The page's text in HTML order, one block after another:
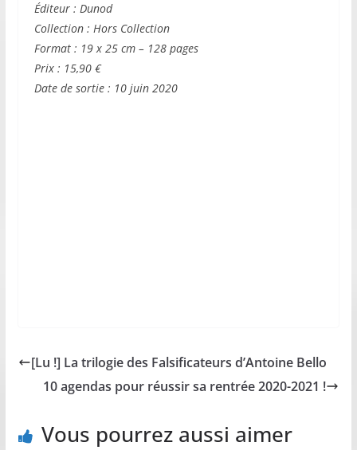
Éditeur : Dunod
Collection : Hors Collection
Format : 19 x 25 cm – 128 pages
Prix : 15,90 €
Date de sortie : 10 juin 2020
[Lu !] La trilogie des Falsificateurs d’Antoine Bello
10 agendas pour réussir sa rentrée 2020-2021 !
Vous pourrez aussi aimer